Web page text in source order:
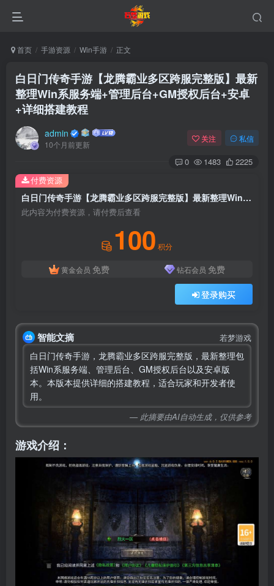
首页 手游资源 Win手游 正文
白日门传奇手游【龙腾霸业多区跨服完整版】最新
整理Win系服务端+管理后台+GM授权后台+安卓
+详细搭建教程
admin
10个月前更新
关注 私信
0 1483 2225
白日门传奇手游【龙腾霸业多区跨服完整版】最新整理Win系服务端+管理后台+GM授权后台+安卓+详细搭建教程
此内容为付费资源，请付费后查看
100 积分
黄金会员 免费 钻石会员 免费
登录购买
付费资源
智能文摘 若梦游戏
白日门传奇手游，龙腾霸业多区跨服完整版，最新整理包
括Win系服务端、管理后台、GM授权后台以及安卓版
本。本版本提供详细的搭建教程，适合玩家和开发者使
用。
— 此摘要由AI自动生成，仅供参考
游戏介绍：